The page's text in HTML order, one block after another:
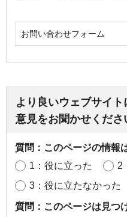
お問い合わせフォーム
より良いウェブサイ
意見をお聞かせくださ
質問：このページの情報
1：役に立った
2
3：役に立たなかった
質問：このページは見つ